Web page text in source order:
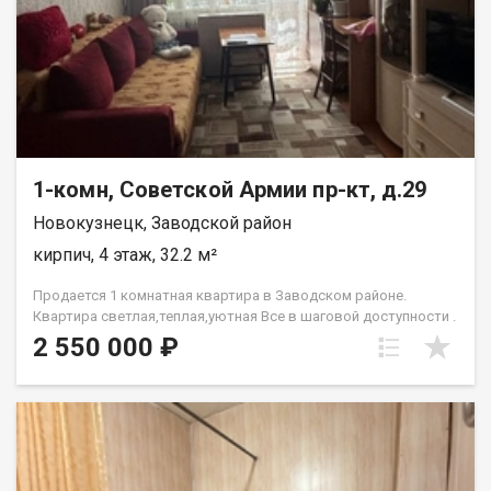
Звоните и записывайтесь на просмотр уже сегодня! Назовите
при звонке данный номер объявления - 542039 Номер объекта:
542039. Анжелика
1-комн, Советской Армии пр-кт, д.29
Новокузнецк, Заводской район
кирпич, 4 этаж, 32.2 м²
Продается 1 комнатная квартира в Заводском районе.
Квартира светлая,теплая,уютная Все в шаговой доступности .
Документы готовы
2 550 000 ₽